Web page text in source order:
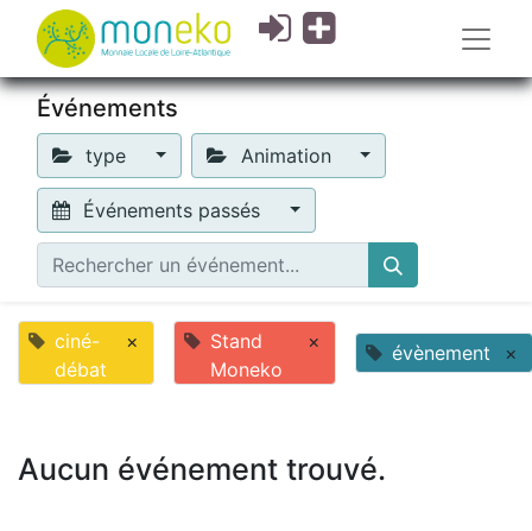
Événements
type Animation
Événements passés
ciné-
débat
×
Stand
Moneko
× évènement ×
Aucun événement trouvé.